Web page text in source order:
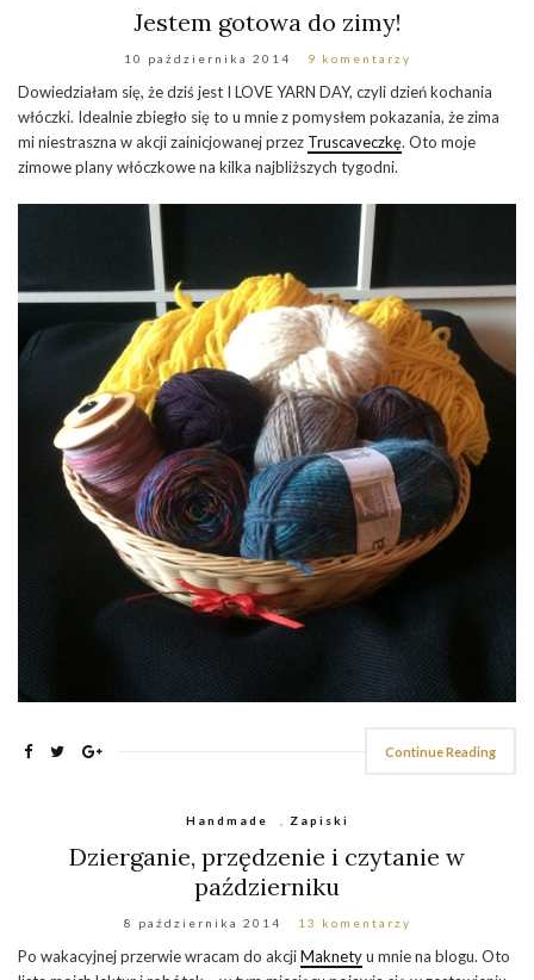
Jestem gotowa do zimy!
10 października 2014 9 komentarzy
Dowiedziałam się, że dziś jest I LOVE YARN DAY, czyli dzień kochania
włóczki. Idealnie zbiegło się to u mnie z pomysłem pokazania, że zima
mi niestraszna w akcji zainicjowanej przez Truscaveczkę. Oto moje
zimowe plany włóczkowe na kilka najbliższych tygodni.
Continue Reading
Handmade Zapiski
Dzierganie, przędzenie i czytanie w
październiku
8 października 2014 13 komentarzy
Po wakacyjnej przerwie wracam do akcjiMaknetyu mnie na blogu. Oto